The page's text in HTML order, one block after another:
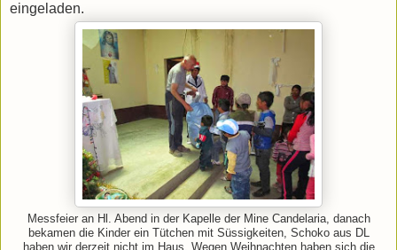
eingeladen.
Messfeier an Hl. Abend in der Kapelle der Mine Candelaria, danach
bekamen die Kinder ein Tütchen mit Süssigkeiten, Schoko aus DL